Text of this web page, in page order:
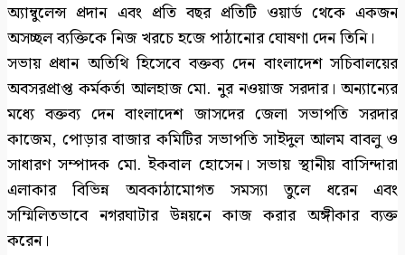
অ্যাম্বুলেন্স প্রদান এবং প্রতি বছর প্রতিটি ওয়ার্ড থেকে একজন
অসচ্ছল ব্যক্তিকে নিজ খরচে হজে পাঠানোর ঘোষণা দেন তিনি।
সভায় প্রধান অতিথি হিসেবে বক্তব্য দেন বাংলাদেশ সচিবালয়ের
অবসরপ্রাপ্ত কর্মকর্তা আলহাজ মো. নুর নওয়াজ সরদার। অন্যান্যের
মধ্যে বক্তব্য দেন বাংলাদেশ জাসদের জেলা সভাপতি সরদার
কাজেম, পোড়ার বাজার কমিটির সভাপতি সাইদুল আলম বাবলু ও
সাধারণ সম্পাদক মো. ইকবাল হোসেন। সভায় স্থানীয় বাসিন্দারা
এলাকার বিভিন্ন অবকাঠামোগত সমস্যা তুলে ধরেন এবং
সম্মিলিতভাবে নগরঘাটার উন্নয়নে কাজ করার অঙ্গীকার ব্যক্ত
করেন।